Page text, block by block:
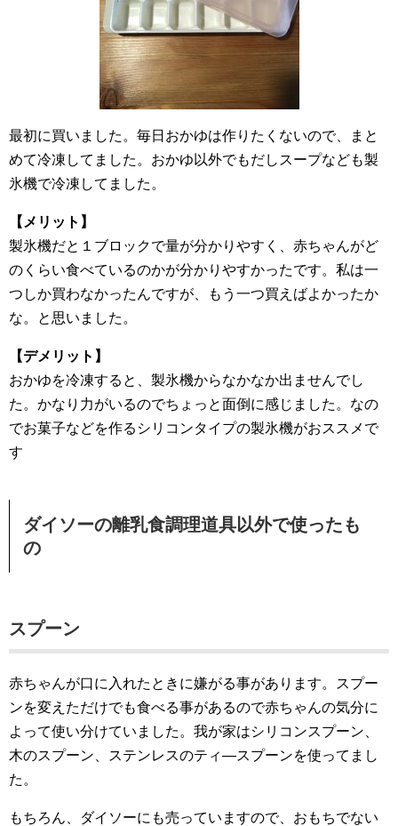
最初に買いました。毎日おかゆは作りたくないので、まと
めて冷凍してました。おかゆ以外でもだしスープなども製
氷機で冷凍してました。
【メリット】
製氷機だと１ブロックで量が分かりやすく、赤ちゃんがど
のくらい食べているのかが分かりやすかったです。私は一
つしか買わなかったんですが、もう一つ買えばよかったか
な。と思いました。
【デメリット】
おかゆを冷凍すると、製氷機からなかなか出ませんでし
た。かなり力がいるのでちょっと面倒に感じました。なの
でお菓子などを作るシリコンタイプの製氷機がおススメで
す
ダイソーの離乳食調理道具以外で使ったも
の
スプーン
赤ちゃんが口に入れたときに嫌がる事があります。スプー
ンを変えただけでも食べる事があるので赤ちゃんの気分に
よって使い分けていました。我が家はシリコンスプーン、
木のスプーン、ステンレスのティ―スプーンを使ってまし
た。
もちろん、ダイソーにも売っていますので、おもちでない